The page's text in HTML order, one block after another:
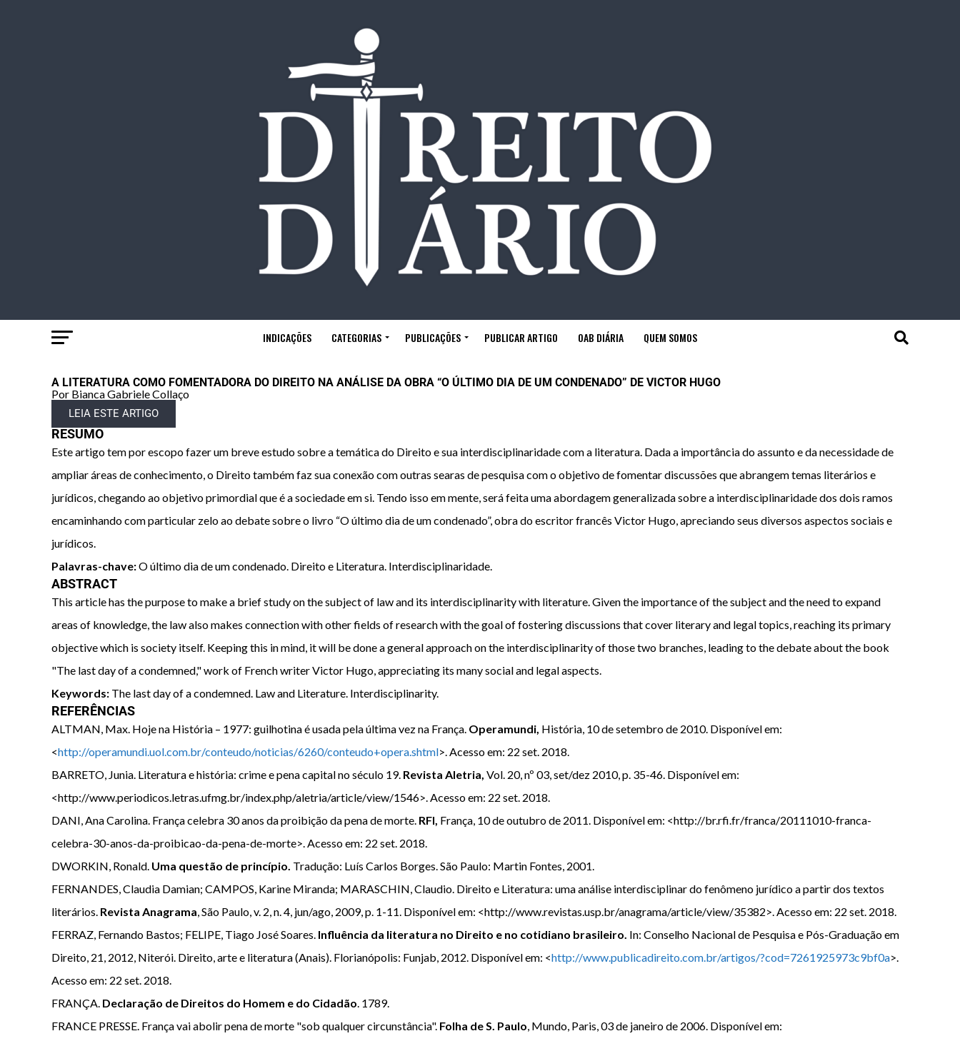
INDICAÇÕES CATEGORIAS PUBLICAÇÕES PUBLICAR ARTIGO OAB DIÁRIA QUEM SOMOS
A LITERATURA COMO FOMENTADORA DO DIREITO NA ANÁLISE DA OBRA “O ÚLTIMO DIA DE UM CONDENADO” DE VICTOR HUGO
Por Bianca Gabriele Collaço
LEIA ESTE ARTIGO
RESUMO
Este artigo tem por escopo fazer um breve estudo sobre a temática do Direito e sua interdisciplinaridade com a literatura. Dada a importância do assunto e da necessidade de
ampliar áreas de conhecimento, o Direito também faz sua conexão com outras searas de pesquisa com o objetivo de fomentar discussões que abrangem temas literários e
jurídicos, chegando ao objetivo primordial que é a sociedade em si. Tendo isso em mente, será feita uma abordagem generalizada sobre a interdisciplinaridade dos dois ramos
encaminhando com particular zelo ao debate sobre o livro “O último dia de um condenado”, obra do escritor francês Victor Hugo, apreciando seus diversos aspectos sociais e
jurídicos.
Palavras-chave:O último dia de um condenado. Direito e Literatura. Interdisciplinaridade.
ABSTRACT
This article has the purpose to make a brief study on the subject of law and its interdisciplinarity with literature. Given the importance of the subject and the need to expand
areas of knowledge, the law also makes connection with other fields of research with the goal of fostering discussions that cover literary and legal topics, reaching its primary
objective which is society itself. Keeping this in mind, it will be done a general approach on the interdisciplinarity of those two branches, leading to the debate about the book
"The last day of a condemned," work of French writer Victor Hugo, appreciating its many social and legal aspects.
Keywords: The last day of a condemned. Law and Literature. Interdisciplinarity.
REFERÊNCIAS
ALTMAN, Max. Hoje na História – 1977: guilhotina é usada pela última vez na França. Operamundi, História, 10 de setembro de 2010. Disponível em:
<http://operamundi.uol.com.br/conteudo/noticias/6260/conteudo+opera.shtml>. Acesso em: 22 set. 2018.
BARRETO, Junia. Literatura e história: crime e pena capital no século 19. Revista Aletria, Vol. 20, nº 03, set/dez 2010, p. 35-46. Disponível em:
<http://www.periodicos.letras.ufmg.br/index.php/aletria/article/view/1546>. Acesso em: 22 set. 2018.
DANI, Ana Carolina. França celebra 30 anos da proibição da pena de morte. RFI, França, 10 de outubro de 2011. Disponível em: <http://br.rfi.fr/franca/20111010-franca-
celebra-30-anos-da-proibicao-da-pena-de-morte>. Acesso em: 22 set. 2018.
DWORKIN, Ronald. Uma questão de princípio. Tradução: Luís Carlos Borges. São Paulo: Martin Fontes, 2001.
FERNANDES, Claudia Damian; CAMPOS, Karine Miranda; MARASCHIN, Claudio. Direito e Literatura: uma análise interdisciplinar do fenômeno jurídico a partir dos textos
literários. Revista Anagrama, São Paulo, v. 2, n. 4, jun/ago, 2009, p. 1-11. Disponível em: <http://www.revistas.usp.br/anagrama/article/view/35382>. Acesso em: 22 set. 2018.
FERRAZ, Fernando Bastos; FELIPE, Tiago José Soares. Influência da literatura no Direito e no cotidiano brasileiro. In: Conselho Nacional de Pesquisa e Pós-Graduação em
Direito, 21, 2012, Niterói. Direito, arte e literatura (Anais). Florianópolis: Funjab, 2012. Disponível em: <http://www.publicadireito.com.br/artigos/?cod=7261925973c9bf0a>.
Acesso em: 22 set. 2018.
FRANÇA. Declaração de Direitos do Homem e do Cidadão. 1789.
FRANCE PRESSE. França vai abolir pena de morte "sob qualquer circunstância". Folha de S. Paulo, Mundo, Paris, 03 de janeiro de 2006. Disponível em: